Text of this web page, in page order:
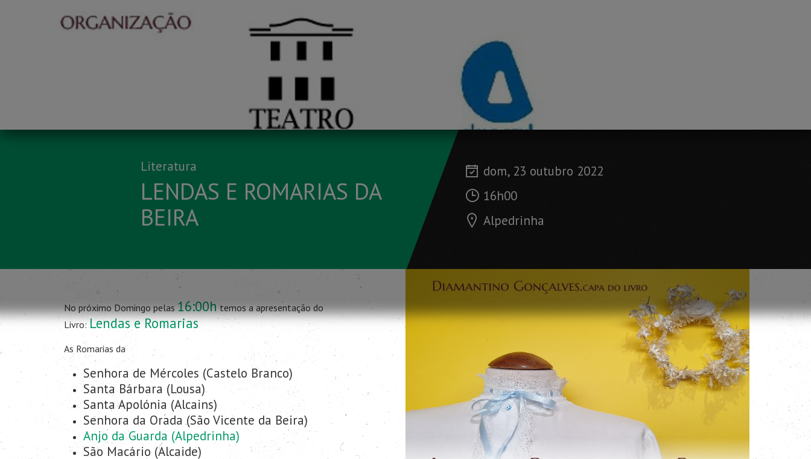
Literatura
LENDAS E ROMARIAS DA
BEIRA
dom, 23 outubro 2022
16h00
Alpedrinha
No próximo Domingo pelas16:00htemos a apresentação do
Livro: Lendas e Romarias
As Romarias da
Senhora de Mércoles (Castelo Branco)
Santa Bárbara (Lousa)
Santa Apolónia (Alcains)
Senhora da Orada (São Vicente da Beira)
Anjo da Guarda (Alpedrinha)
São Macário (Alcaide)